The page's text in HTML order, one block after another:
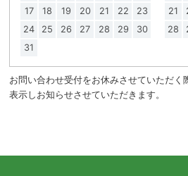
17
18 19 20 21 22
23
24
25 26 27 28 29
30
31
21
28
お問い合わせ受付をお休みさせていただく
表示しお知らせさせていただきます。